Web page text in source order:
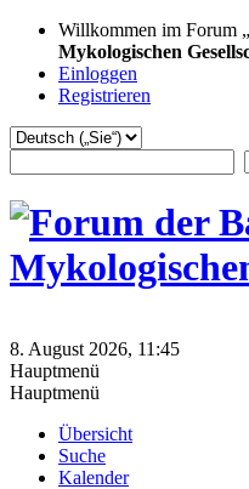
Willkommen im Forum „
Mykologischen
Einloggen
Registrieren
8. August 2026, 11:45
Hauptmenü
Hauptmenü
Übersicht
Suche
Kalender